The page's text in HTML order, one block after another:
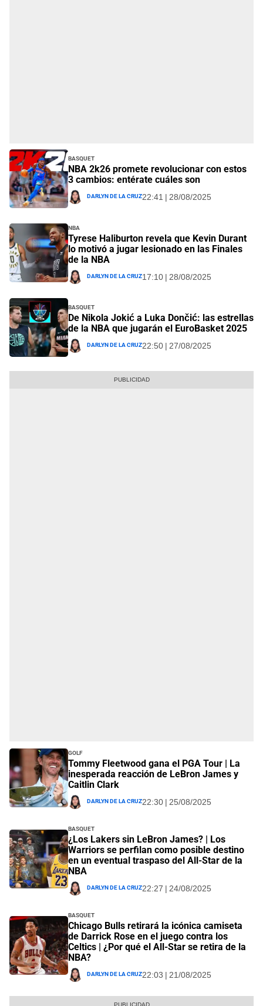
Basquet
NBA 2k26 promete revolucionar con estos
3 cambios: entérate cuáles son
Darlyn De La Cruz22:41 | 28/08/2025
NBA
Tyrese Haliburton revela que Kevin Durant
lo motivó a jugar lesionado en las Finales
de la NBA
Darlyn De La Cruz17:10 | 28/08/2025
Basquet
De Nikola Jokić a Luka Dončić: las estrellas
de la NBA que jugarán el EuroBasket 2025
Darlyn De La Cruz22:50 | 27/08/2025
Golf
Tommy Fleetwood gana el PGA Tour | La
inesperada reacción de LeBron James y
Caitlin Clark
Darlyn De La Cruz22:30 | 25/08/2025
Basquet
¿Los Lakers sin LeBron James? | Los
Warriors se perfilan como posible destino
en un eventual traspaso del All-Star de la
NBA
Darlyn De La Cruz22:27 | 24/08/2025
Basquet
Chicago Bulls retirará la icónica camiseta
de Darrick Rose en el juego contra los
Celtics | ¿Por qué el All-Star se retira de la
NBA?
Darlyn De La Cruz22:03 | 21/08/2025